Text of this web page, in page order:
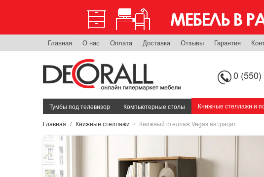
Главная О нас Оплата Доставка Отзывы Гарантия
0
Тумбы под телевизор Компьютерные столы Книжные стеллажи и
Главная Книжные стеллажи Книжный стеллаж Vegas антрацит